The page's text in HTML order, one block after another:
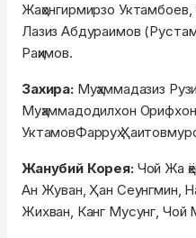
Жаҳонгирмирзо
Лазиз Абдураимов
Раҳимов.
Захира: Муҳаммадазиз
Муҳаммадодилхон
УктамовФарруҳ
Жанубий Корея: Чой Жа
Ан Жуван, Ҳан Сеунгмин,
Жихван, Канг Мусунг,